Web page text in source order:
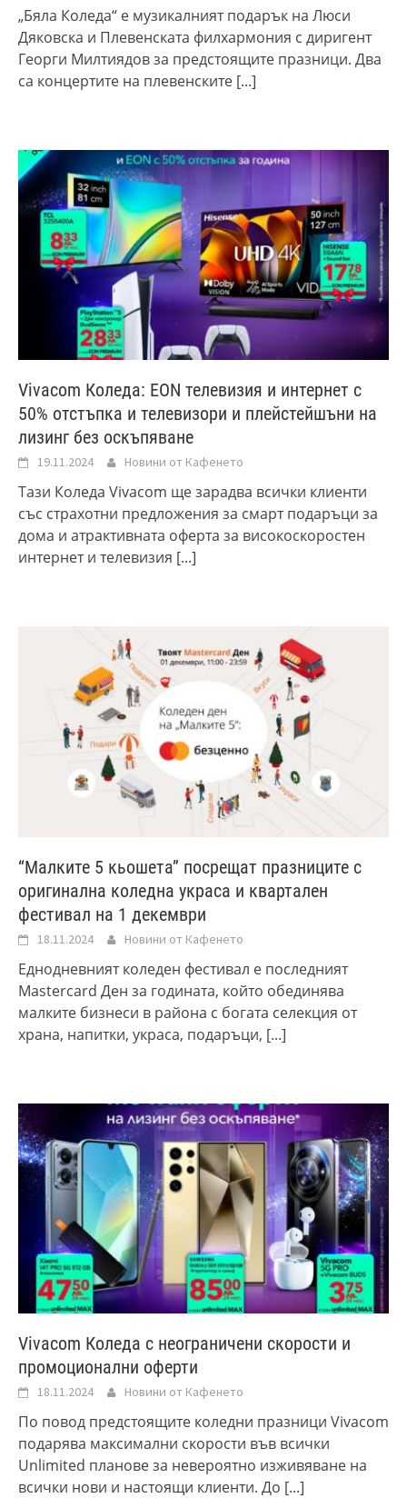
„Бяла Коледа“ е музикалният подарък на Люси
Дяковска и Плевенската филхармония с диригент
Георги Милтиядов за предстоящите празници. Два
са концертите на плевенските [...]
Vivacom Коледа: EON телевизия и интернет с
50% отстъпка и телевизори и плейстейшъни на
лизинг без оскъпяване
19.11.2024 Новини от Кафенето
Тази Коледа Vivacom ще зарадва всички клиенти
със страхотни предложения за смарт подаръци за
дома и атрактивната оферта за високоскоростен
интернет и телевизия [...]
“Малките 5 кьошета” посрещат празниците с
оригинална коледна украса и квартален
фестивал на 1 декември
18.11.2024 Новини от Кафенето
Еднодневният коледен фестивал е последният
Mastercard Ден за годината, който обединява
малките бизнеси в района с богата селекция от
храна, напитки, украса, подаръци, [...]
Vivacom Коледа с неограничени скорости и
промоционални оферти
18.11.2024 Новини от Кафенето
По повод предстоящите коледни празници Vivacom
подарява максимални скорости във всички
Unlimited планове за невероятно изживяване на
всички нови и настоящи клиенти. До [...]